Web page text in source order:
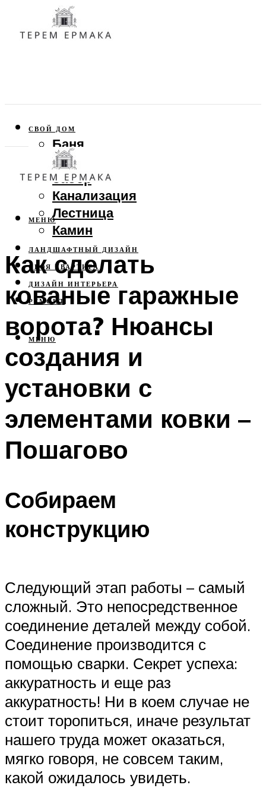
СВОЙ ДОМ
Баня
Веранда
Забор
Канализация
Лестница
Камин
ЛАНДШАФТНЫЙ ДИЗАЙН
СВОЯ КВАРТИРА
ДИЗАЙН ИНТЕРЬЕРА
РЕМОНТ
МЕНЮ
МЕНЮ
Как сделать
кованые гаражные
ворота? Нюансы
создания и
установки с
элементами ковки –
Пошагово
Собираем
конструкцию
Следующий этап работы – самый
сложный. Это непосредственное
соединение деталей между собой.
Соединение производится с
помощью сварки. Секрет успеха:
аккуратность и еще раз
аккуратность! Ни в коем случае не
стоит торопиться, иначе результат
нашего труда может оказаться,
мягко говоря, не совсем таким,
какой ожидалось увидеть.